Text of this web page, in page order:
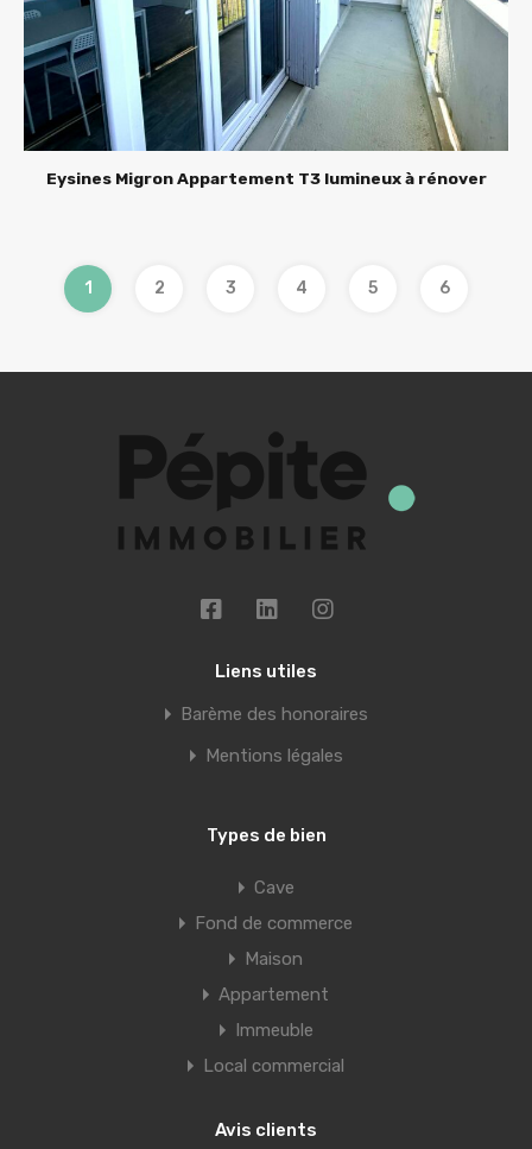
Eysines Migron Appartement T3 lumineux à rénover
1 2 3 4 5 6
Liens utiles
Barème des honoraires
Mentions légales
Types de bien
Cave
Fond de commerce
Maison
Appartement
Immeuble
Local commercial
Avis clients